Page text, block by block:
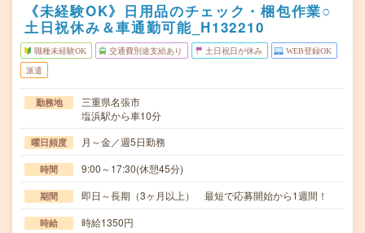
《未経験OK》日用品のチェック・梱包作業○
土日祝休み＆車通勤可能_H132210
職種未経験OK 交通費別途支給あり 土日祝日が休み WEB登録OK
派遣
勤務地
三重県名張市
塩浜駅から車10分
曜日頻度 月～金／週5日勤務
時間 9:00～17:30(休憩45分)
期間 即日～長期（3ヶ月以上） 最短で応募開始から1週間！
時給 時給1350円